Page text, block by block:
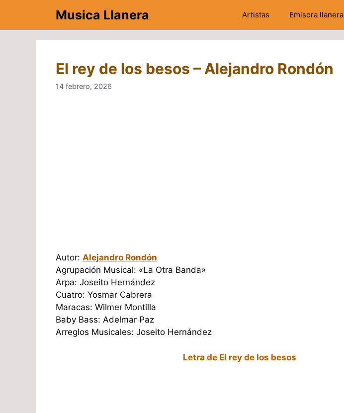
contenido
Musica Llanera Artistas Emisora llanera
El rey de los besos – Alejandro Rondón
14 febrero, 2026
Autor: Alejandro Rondón
Agrupación Musical: «La Otra Banda»
Arpa: Joseito Hernández
Cuatro: Yosmar Cabrera
Maracas: Wilmer Montilla
Baby Bass: Adelmar Paz
Arreglos Musicales: Joseito Hernández
Letra de El rey de los besos